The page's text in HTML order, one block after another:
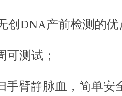
创DNA产前检测的优
可测试；
手臂静脉血，简单安